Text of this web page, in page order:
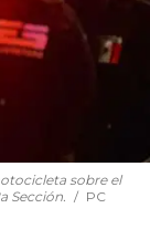
sobre el
Sección.
PC